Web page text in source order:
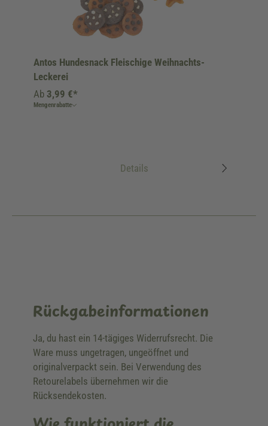
Antos Hundesnack Fleischige Weihnachts-
Leckerei
Ab 3,99 €*
Mengenrabatte
Details
Rückgabeinformationen
Ja, du hast ein 14-tägiges Widerrufsrecht. Die
Ware muss ungetragen, ungeöffnet und
originalverpackt sein. Bei Verwendung des
Retourelabels übernehmen wir die
Rücksendekosten.